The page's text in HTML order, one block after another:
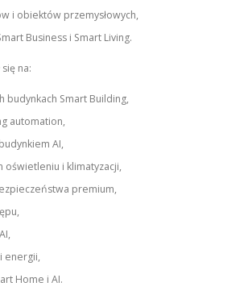
i obiektów przemysłowych,
Business i Smart Living.
na:
budynkach Smart Building,
automation,
AI,
oświetleniu i klimatyzacji,
premium,
energii,
Home i AI.